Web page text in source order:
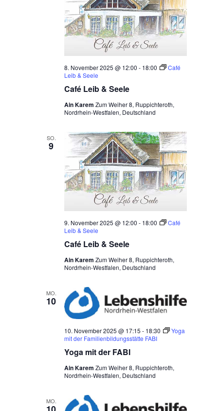
Café Leib & Seele
8. November 2025 @ 12:00 - 18:00
Café
Leib & Seele
Ain KaremZum Weiher 8, Ruppichteroth,
Nordrhein-Westfalen, Deutschland
SO.
9
Café Leib & Seele
9. November 2025 @ 12:00 - 18:00
Café
Leib & Seele
Ain KaremZum Weiher 8, Ruppichteroth,
Nordrhein-Westfalen, Deutschland
MO.
10
Yoga mit der FABI
10. November 2025 @ 17:15 - 18:30
Yoga
mit der Familienbildungsstätte FABI
Ain KaremZum Weiher 8, Ruppichteroth,
Nordrhein-Westfalen, Deutschland
MO.